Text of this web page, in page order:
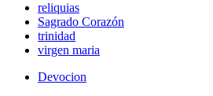
reliquias
Sagrado Corazón
trinidad
virgen maria
Devocion